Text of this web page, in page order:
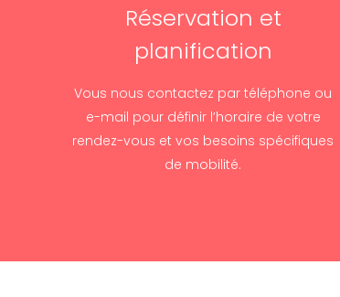
Réservation et
planification
Vous nous contactez par téléphone ou
e-mail pour définir l’horaire de votre
rendez-vous et vos besoins spécifiques
de mobilité.